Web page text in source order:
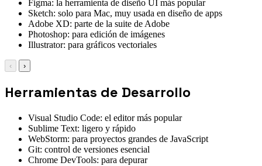
Figma: la herramienta de diseño UI más popular
Sketch: solo para Mac, muy usada en diseño de apps
Adobe XD: parte de la suite de Adobe
Photoshop: para edición de imágenes
Illustrator: para gráficos vectoriales
‹ ›
Herramientas de Desarrollo
Visual Studio Code: el editor más popular
Sublime Text: ligero y rápido
WebStorm: para proyectos grandes de JavaScript
Git: control de versiones esencial
Chrome DevTools: para depurar